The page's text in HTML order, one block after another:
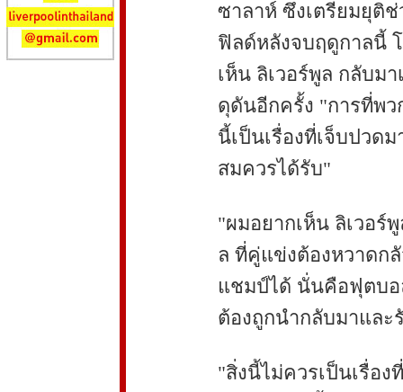
ซาลาห์ ซึ่งเตรียมยุติ
ฟิลด์หลังจบฤดูกาลนี้
เห็น ลิเวอร์พูล กลับม
ดุดันอีกครั้ง "การที่พ
นี้เป็นเรื่องที่เจ็บปวด
สมควรได้รับ"
"ผมอยากเห็น ลิเวอร์
ล ที่คู่แข่งต้องหวาดก
แชมป์ได้ นั่นคือฟุตบ
ต้องถูกนำกลับมาและ
"สิ่งนี้ไม่ควรเป็นเรื่อ